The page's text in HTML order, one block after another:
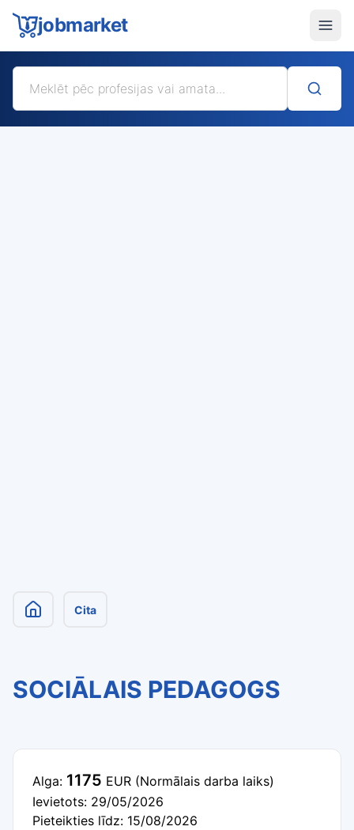
jobmarket
Cita
SOCIĀLAIS PEDAGOGS
Alga: 1175 EUR (Normālais darba laiks)
Ievietots: 29/05/2026
Pieteikties līdz: 15/08/2026